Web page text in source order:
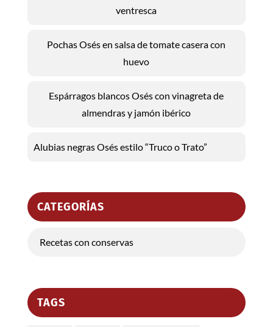
ventresca
Pochas Osés en salsa de tomate casera con
huevo
Espárragos blancos Osés con vinagreta de
almendras y jamón ibérico
Alubias negras Osés estilo “Truco o Trato”
CATEGORÍAS
Recetas con conservas
TAGS